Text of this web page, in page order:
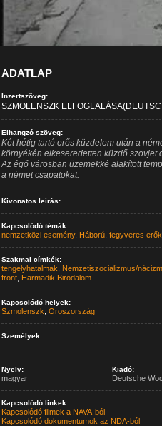
ADATLAP
Inzertszöveg:
SZMOLENSZK
Elhangzó szöveg:
Két hétig tartó erős küzdelem után a
környékén elkeseredetten küzdő szovjet
Az égő városban üzemekké alakított
a német csapatokat.
Kivonatos leírás:
Kapcsolódó témák:
nemzetközi esemény, Háború, fegyveres erők
Szakmai címkék:
tengelyhatalmak Nemzetiszocializmus/
front, Harmadik Birodalom
Kapcsolódó helyek:
Szmolenszk Oroszország
Személyek:
-
Nyelv:
magyar
Kiadó:
Deutsche
Kapcsolódó linkek
Kapcsolódó filmek a NAVA-ból
Kapcsolódó dokumentumok az NDA-ból